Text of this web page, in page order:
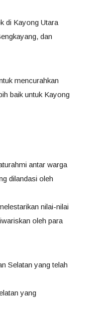
di Kayong Utara
dan
mencurahkan
baik untuk Kayong
antar warga
dilandasi oleh
nilai-nilai
oleh para
Selatan yang telah
yang